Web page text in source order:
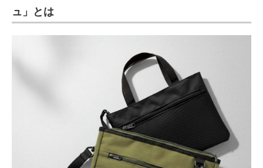
エネルギーの専門メディア
ちょっと気になるネットの話題
ュ」とは